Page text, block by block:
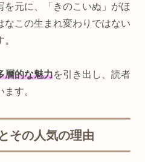
を元に、「きのこいぬ」がほ
なこの生まれ変わりではない
層的な魅力を引き出し、読者
す。
その人気の理由